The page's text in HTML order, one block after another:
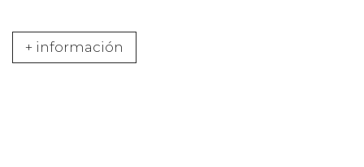
+ información